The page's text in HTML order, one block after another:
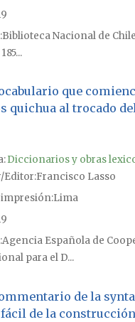
Biblioteca Nacional de
que
quichua al trocado
Diccionarios y obras
Editor Francisco Lasso
impresiónLima
Agencia Española de
para el D...
de la
fácil de la